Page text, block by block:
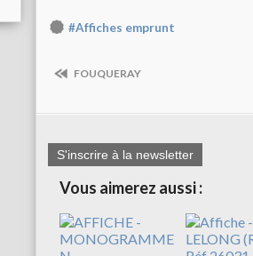
#Affiches emprunt
FOUQUERAY
S'inscrire à la newsletter
Vous aimerez aussi :